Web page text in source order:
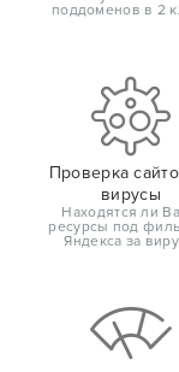
поддоменов в 2
Проверка
вирусы
Находятся ли
ресурсы под
Яндекса за